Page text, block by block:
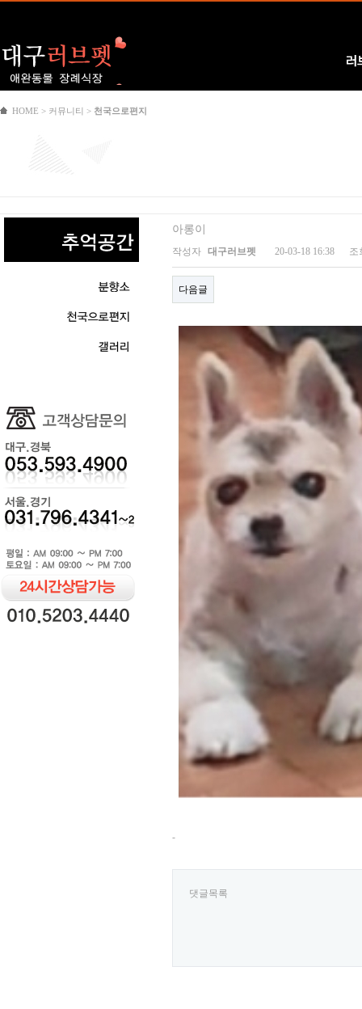
Logo
러
HOME > 커뮤니티 > 천국으로편지
아롱이
작성자 대구러브펫 20-03-18 16:38 조
다음글
-
댓글목록